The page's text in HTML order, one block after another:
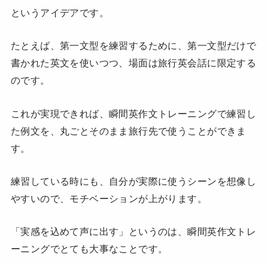
というアイデアです。
たとえば、第一文型を練習するために、第一文型だけで
書かれた英文を使いつつ、場面は旅行英会話に限定する
のです。
これが実現できれば、瞬間英作文トレーニングで練習し
た例文を、丸ごとそのまま旅行先で使うことができま
す。
練習している時にも、自分が実際に使うシーンを想像し
やすいので、モチベーションが上がります。
「実感を込めて声に出す」というのは、瞬間英作文トレ
ーニングでとても大事なことです。